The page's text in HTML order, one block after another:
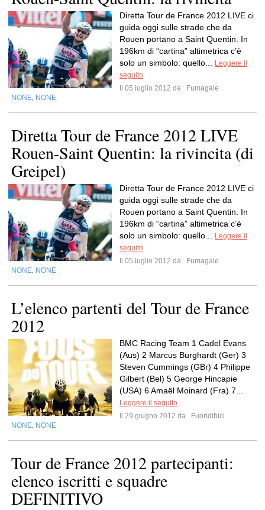
Diretta Tour de France 2012 LIVE ci
guida oggi sulle strade che da
Rouen portano a Saint Quentin. In
196km di “cartina” altimetrica c’è
solo un simbolo: quello...
Leggere il
seguito
Il 05 luglio 2012 da
Fumagale
NONE NONE
Diretta Tour de France 2012 LIVE
Rouen-Saint Quentin: la rivincita (di
Greipel)
Diretta Tour de France 2012 LIVE ci
guida oggi sulle strade che da
Rouen portano a Saint Quentin. In
196km di “cartina” altimetrica c’è
solo un simbolo: quello...
Leggere il
seguito
Il 05 luglio 2012 da
Fumagale
NONE NONE
L’elenco partenti del Tour de France
2012
BMC Racing Team 1 Cadel Evans
(Aus) 2 Marcus Burghardt (Ger) 3
Steven Cummings (GBr) 4 Philippe
Gilbert (Bel) 5 George Hincapie
(USA) 6 Amaël Moinard (Fra) 7...
Leggere il seguito
Il 29 giugno 2012 da
Fuoridibici
NONE NONE
Tour de France 2012 partecipanti:
elenco iscritti e squadre
DEFINITIVO